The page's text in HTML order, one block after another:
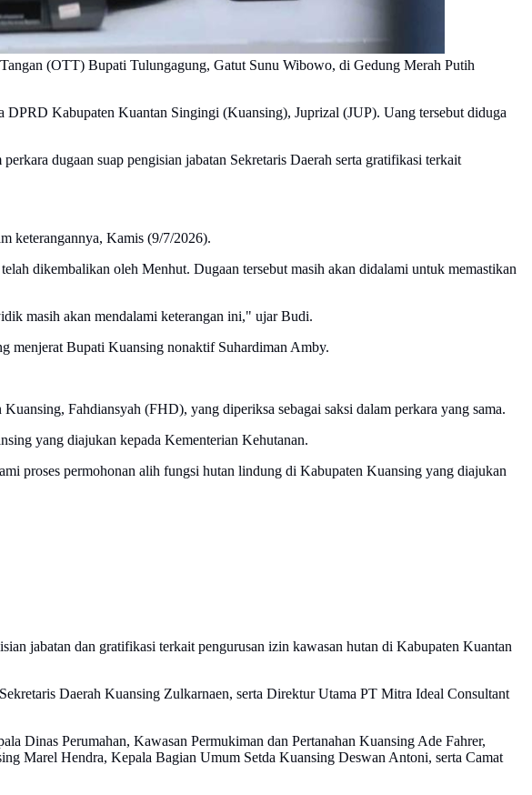
(OTT) Bupati Tulungagung, Gatut Sunu Wibowo, di Gedung Merah Putih
DPRD Kabupaten Kuantan Singingi (Kuansing), Juprizal (JUP). Uang tersebut diduga
dugaan suap pengisian jabatan Sekretaris Daerah serta gratifikasi terkait
keterangannya, Kamis (9/7/2026).
dikembalikan oleh Menhut. Dugaan tersebut masih akan didalami untuk memastikan
masih akan mendalami keterangan ini," ujar Budi.
menjerat Bupati Kuansing nonaktif Suhardiman Amby.
Fahdiansyah (FHD), yang diperiksa sebagai saksi dalam perkara yang sama.
yang diajukan kepada Kementerian Kehutanan.
proses permohonan alih fungsi hutan lindung di Kabupaten Kuansing yang diajukan
jabatan dan gratifikasi terkait pengurusan izin kawasan hutan di Kabupaten Kuantan
Daerah Kuansing Zulkarnaen, serta Direktur Utama PT Mitra Ideal Consultant
Dinas Perumahan, Kawasan Permukiman dan Pertanahan Kuansing Ade Fahrer,
Marel Hendra, Kepala Bagian Umum Setda Kuansing Deswan Antoni, serta Camat